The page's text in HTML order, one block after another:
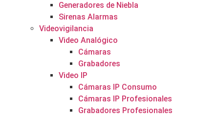
Generadores de Niebla
Sirenas Alarmas
Videovigilancia
Video Analógico
Cámaras
Grabadores
Video IP
Cámaras IP Consumo
Cámaras IP Profesionales
Grabadores Profesionales